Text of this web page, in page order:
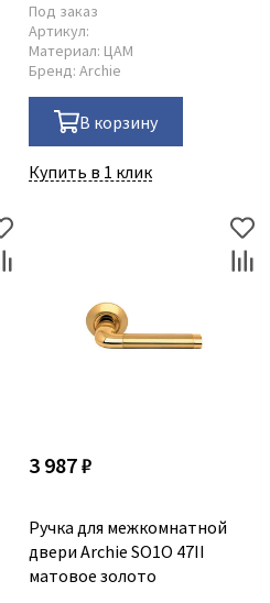
Под заказ
Артикул:
Материал: ЦАМ
Бренд: Archie
В корзину
Купить в 1 клик
3 987 ₽
Ручка для межкомнатной
двери Archie SO1O 47II
матовое золото